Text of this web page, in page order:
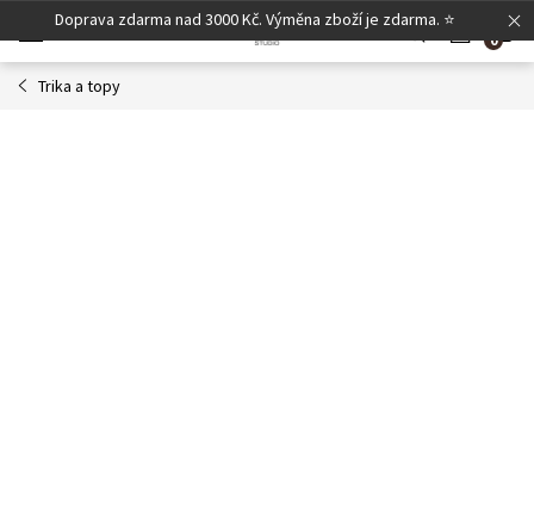
na
obsah
Doprava zdarma nad 3000 Kč. Výměna zboží je zdarma. ⭐
Trika a topy